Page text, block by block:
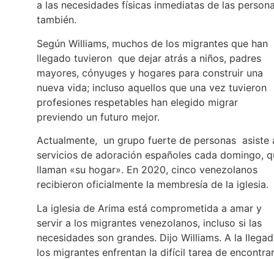
a las necesidades físicas inmediatas de las
también.
Según Williams, muchos de los migrantes que han
llegado tuvieron que dejar atrás a niños, padres
mayores, cónyuges y hogares para construir una
nueva vida; incluso aquellos que una vez tuvieron
profesiones respetables han elegido migrar
previendo un futuro mejor.
Actualmente, un grupo fuerte de personas asiste
servicios de adoración españoles cada domingo,
llaman «su hogar». En 2020, cinco venezolanos
recibieron oficialmente la membresía de la iglesia.
La iglesia de Arima está comprometida a amar y
servir a los migrantes venezolanos, incluso si las
necesidades son grandes. Dijo Williams. A la
los migrantes enfrentan la difícil tarea de encontrar